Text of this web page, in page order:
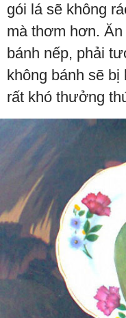
gói lá sẽ không
mà thơm hơn.
bánh nếp, phải
không bánh sẽ
rất khó thưởng